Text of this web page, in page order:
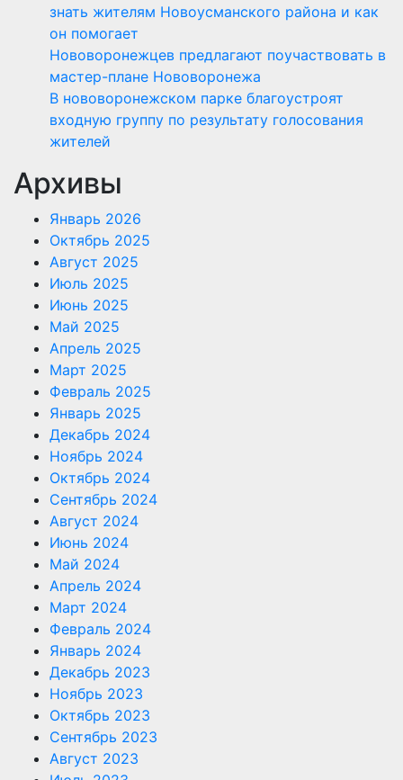
знать жителям Новоусманского района и как
он помогает
Нововоронежцев предлагают поучаствовать в
мастер-плане Нововоронежа
В нововоронежском парке благоустроят
входную группу по результату голосования
жителей
Архивы
Январь 2026
Октябрь 2025
Август 2025
Июль 2025
Июнь 2025
Май 2025
Апрель 2025
Март 2025
Февраль 2025
Январь 2025
Декабрь 2024
Ноябрь 2024
Октябрь 2024
Сентябрь 2024
Август 2024
Июнь 2024
Май 2024
Апрель 2024
Март 2024
Февраль 2024
Январь 2024
Декабрь 2023
Ноябрь 2023
Октябрь 2023
Сентябрь 2023
Август 2023